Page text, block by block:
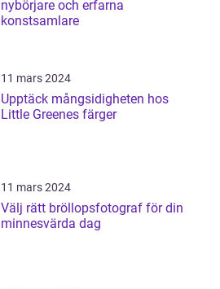
nybörjare och erfarna
konstsamlare
11 mars 2024
Upptäck mångsidigheten hos
Little Greenes färger
11 mars 2024
Välj rätt bröllopsfotograf för din
minnesvärda dag